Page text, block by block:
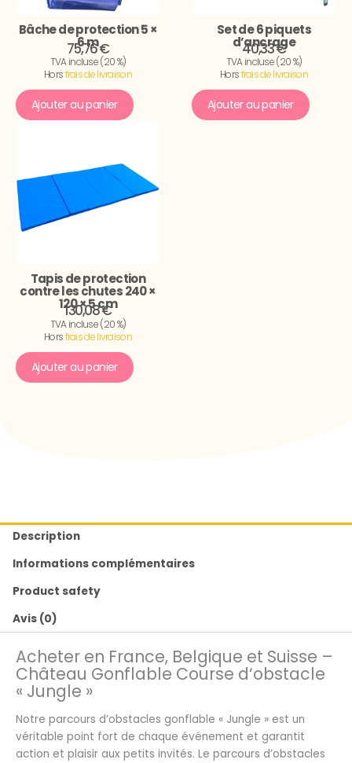
Bâche de protection 5 ×
6 m
75,76 €
TVA incluse (20 %)
Horsfrais de livraison
Ajouter au panier
Set de 6 piquets
d’ancrage
40,33 €
TVA incluse (20 %)
Horsfrais de livraison
Ajouter au panier
Tapis de protection
contre les chutes 240 ×
120 × 5 cm
130,08 €
TVA incluse (20 %)
Horsfrais de livraison
Ajouter au panier
Description
Informations complémentaires
Product safety
Avis (0)
Acheter en France, Belgique et Suisse –
Château Gonflable Course d‘obstacle
« Jungle »
Notre parcours d’obstacles gonflable « Jungle » est un
véritable point fort de chaque événement et garantit
action et plaisir aux petits invités. Le parcours d’obstacles